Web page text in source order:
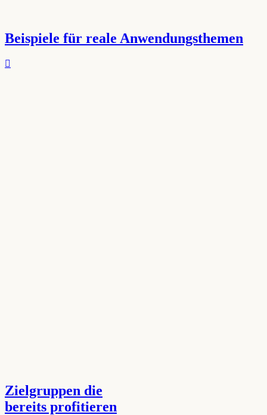
Beispiele für reale Anwendungsthemen
Zielgruppen die
bereits profitieren